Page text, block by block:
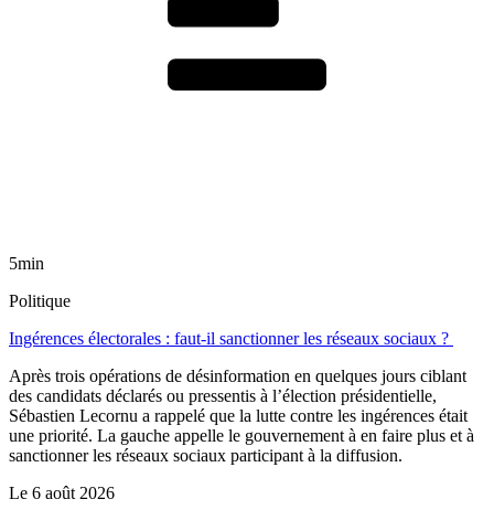
5min
Politique
Ingérences électorales : faut-il sanctionner les réseaux sociaux ?
Après trois opérations de désinformation en quelques jours ciblant
des candidats déclarés ou pressentis à l’élection présidentielle,
Sébastien Lecornu a rappelé que la lutte contre les ingérences était
une priorité. La gauche appelle le gouvernement à en faire plus et à
sanctionner les réseaux sociaux participant à la diffusion.
Le 6 août 2026